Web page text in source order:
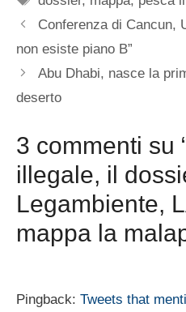
Conferenza di Cancun,
non esiste piano B”
Abu Dhabi, nasce la
deserto
3 commenti su
illegale, il
Legambiente,
mappa la
Pingback: Tweets that